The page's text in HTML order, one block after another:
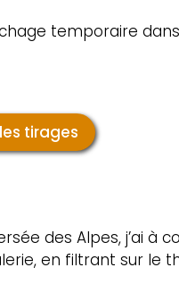
temporaire
tirages
des Alpes, j’ai à
en filtrant sur le